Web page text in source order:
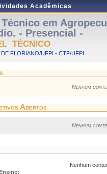
Acadêmicas
Técnico em
- Presencial -
TÉCNICO
FLORIANO/UFPI - CTF/UFPI
Nenhum
Abertos
Nenhum
Nenhum